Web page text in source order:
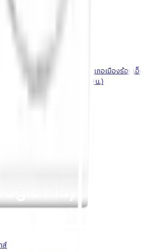
232 หมู่ที่ 19 ตำบลรอบเมือง อำเภอเมืองร้อยเอ็ด
(เวลาทำการ 08:30 - 17:30 น.)
ส์